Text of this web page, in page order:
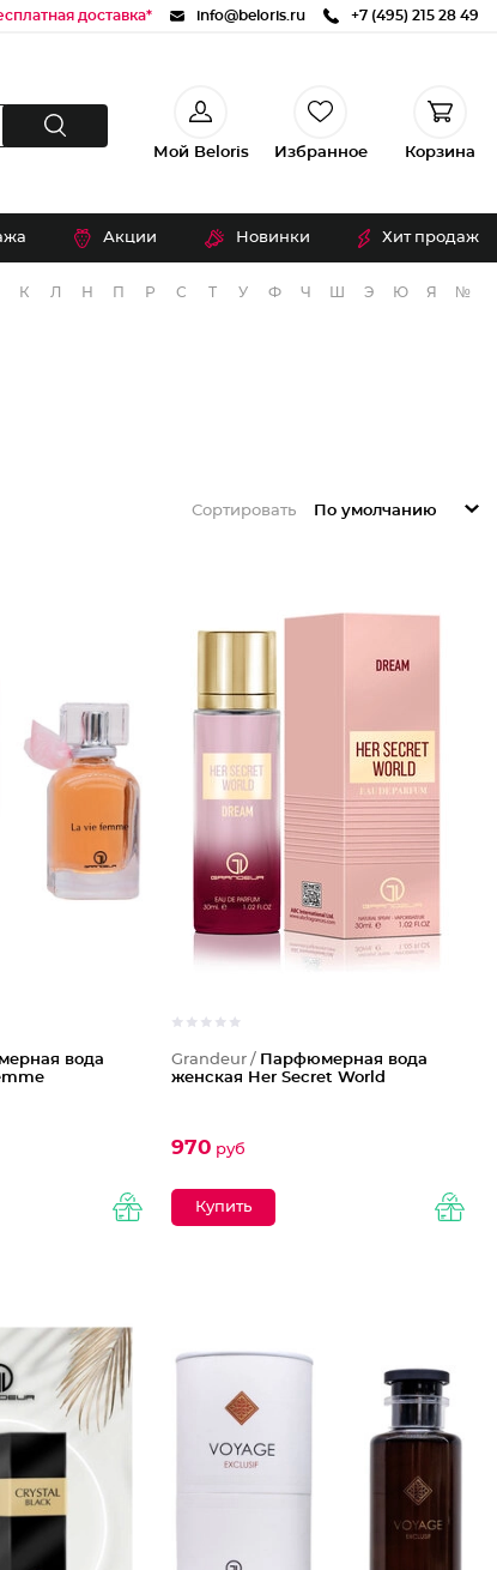
доставка* info@beloris.ru +7 (495) 215 28 49
Мой Beloris Избранное Корзина
Акции Новинки Хит продаж
К Л Н П Р С Т У Ф Ч Э Ю Я №
Сортировать По умолчанию
вода
Grandeur /
Парфюмерная вода
женская Her Secret World
970 руб